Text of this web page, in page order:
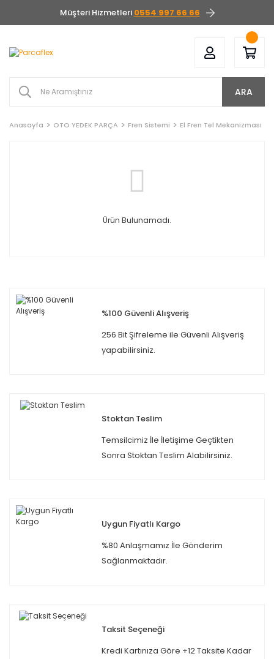
Müşteri Hizmetleri 0554 997 66 66
ARA
Anasayfa OTO YEDEK PARÇA Fren Sistemi El Fren Tel Mekanizması
Ürün Bulunamadı.
%100 Güvenli Alışveriş
256 Bit Şifreleme ile Güvenli Alışveriş
yapabilirsiniz.
Stoktan Teslim
Temsilcimiz İle İletişime Geçtikten
Sonra Stoktan Teslim Alabilirsiniz.
Uygun Fiyatlı Kargo
%80 Anlaşmamız İle Gönderim
Sağlanmaktadır.
Taksit Seçeneği
Kredi Kartınıza Göre +12 Taksite Kadar